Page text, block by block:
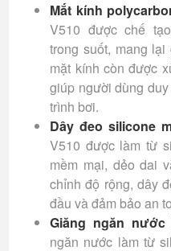
Mắt kính
V510 được chế
trong suốt, mang
mặt kính còn được
giúp người dùng
trình bơi.
Dây đeo silicone
V510 được làm từ
mềm mại, dẻo dai
chỉnh độ rộng, dây
đầu và đảm bảo an
Giăng ngăn nước
ngăn nước làm từ